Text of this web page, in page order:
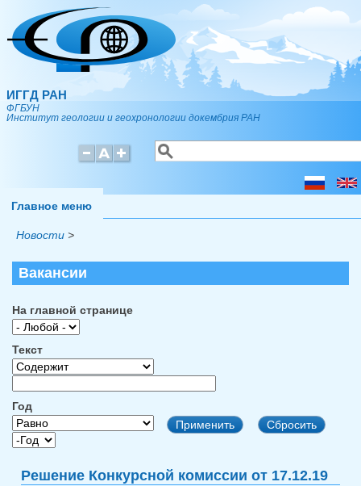
Перейти к основному содержанию
ИГГД РАН
ФГБУН
Институт геологии и геохронологии докембрия РАН
Форма поиска
Поиск
Главное меню
Новости >
Вакансии
На главной странице
Текст
Год
Год
Год
Решение Конкурсной комиссии от 17.12.19